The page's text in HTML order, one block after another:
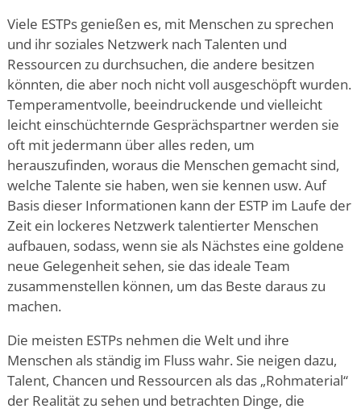
Viele ESTPs genießen es, mit Menschen zu sprechen
und ihr soziales Netzwerk nach Talenten und
Ressourcen zu durchsuchen, die andere besitzen
könnten, die aber noch nicht voll ausgeschöpft wurden.
Temperamentvolle, beeindruckende und vielleicht
leicht einschüchternde Gesprächspartner werden sie
oft mit jedermann über alles reden, um
herauszufinden, woraus die Menschen gemacht sind,
welche Talente sie haben, wen sie kennen usw. Auf
Basis dieser Informationen kann der ESTP im Laufe der
Zeit ein lockeres Netzwerk talentierter Menschen
aufbauen, sodass, wenn sie als Nächstes eine goldene
neue Gelegenheit sehen, sie das ideale Team
zusammenstellen können, um das Beste daraus zu
machen.
Die meisten ESTPs nehmen die Welt und ihre
Menschen als ständig im Fluss wahr. Sie neigen dazu,
Talent, Chancen und Ressourcen als das „Rohmaterial“
der Realität zu sehen und betrachten Dinge, die